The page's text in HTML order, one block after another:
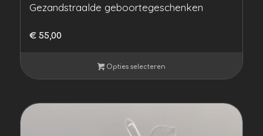
Gezandstraalde geboortegeschenken
€55,00
Opties selecteren